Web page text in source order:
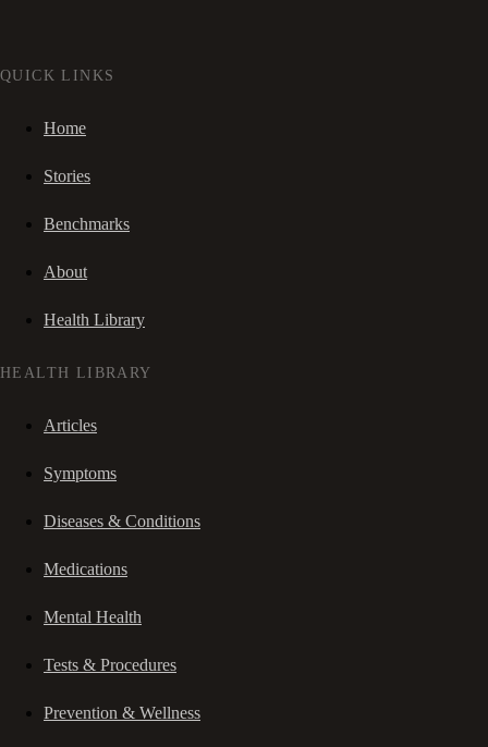
QUICK LINKS
Home
Stories
Benchmarks
About
Health Library
HEALTH LIBRARY
Articles
Symptoms
Diseases & Conditions
Medications
Mental Health
Tests & Procedures
Prevention & Wellness